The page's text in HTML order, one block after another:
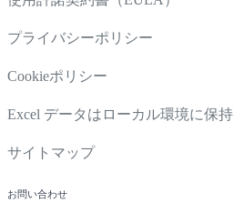
プライバシーポリシー
Cookieポリシー
Excel データはローカル環境に保
サイトマップ
お問い合わせ